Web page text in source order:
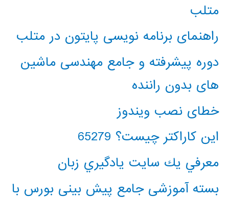
متلب
راهنمای برنامه نویسی پایتون در متلب
دوره پیشرفته و جامع مهندسی ماشین
های بدون راننده
خطای نصب ویندوز
این کاراکتر چیست؟ 65279
معرفي يك سايت يادگيري زبان
بسته آموزشی جامع پیش بینی بورس با